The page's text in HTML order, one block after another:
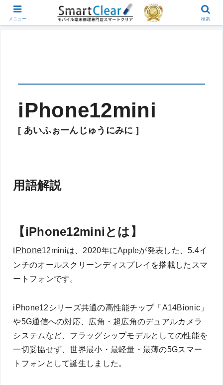
iPhone12mini
[ あいふぉーんじゅうにみに ]
用語解説
【iPhone12miniとは】
iPhone12miniは、2020年にAppleが発表した、5.4イ
ンチのオールスクリーンディスプレイを搭載したスマ
ートフォンです。
iPhone12シリーズ共通の高性能チップ「A14Bionic」
や5G通信への対応、広角・超広角のデュアルカメラ
システムなど、フラッグシップモデルとしての性能を
一切妥協せず、世界最小・最軽量・最薄の5Gスマー
トフォンとして誕生しました。
メニュー 検索